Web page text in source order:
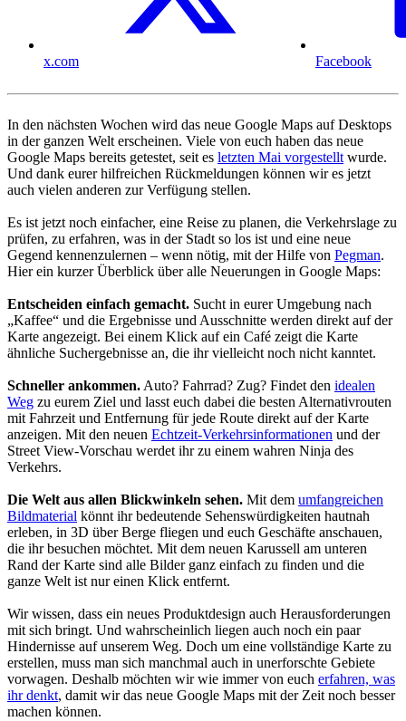
x.com Facebook
In den nächsten Wochen wird das neue Google Maps auf Desktops
in der ganzen Welt erscheinen. Viele von euch haben das neue
Google Maps bereits getestet, seit es letzten Mai vorgestelltwurde.
Und dank eurer hilfreichen Rückmeldungen können wir es jetzt
auch vielen anderen zur Verfügung stellen.
Es ist jetzt noch einfacher, eine Reise zu planen, die Verkehrslage zu
prüfen, zu erfahren, was in der Stadt so los ist und eine neue
Gegend kennenzulernen – wenn nötig, mit der Hilfe von Pegman.
Hier ein kurzer Überblick über alle Neuerungen in Google Maps:
Entscheiden einfach gemacht. Sucht in eurer Umgebung nach
„Kaffee“ und die Ergebnisse und Ausschnitte werden direkt auf der
Karte angezeigt. Bei einem Klick auf ein Café zeigt die Karte
ähnliche Suchergebnisse an, die ihr vielleicht noch nicht kanntet.
Schneller ankommen.Auto? Fahrrad? Zug? Findet den idealen
Weg zu eurem Ziel und lasst euch dabei die besten Alternativrouten
mit Fahrzeit und Entfernung für jede Route direkt auf der Karte
anzeigen. Mit den neuen Echtzeit-Verkehrsinformationen und der
Street View-Vorschau werdet ihr zu einem wahren Ninja des
Verkehrs.
Die Welt aus allen Blickwinkeln sehen. Mit dem umfangreichen
Bildmaterial könnt ihr bedeutende Sehenswürdigkeiten hautnah
erleben, in 3D über Berge fliegen und euch Geschäfte anschauen,
die ihr besuchen möchtet. Mit dem neuen Karussell am unteren
Rand der Karte sind alle Bilder ganz einfach zu finden und die
ganze Welt ist nur einen Klick entfernt.
Wir wissen, dass ein neues Produktdesign auch Herausforderungen
mit sich bringt. Und wahrscheinlich liegen auch noch ein paar
Hindernisse auf unserem Weg. Doch um eine vollständige Karte zu
erstellen, muss man sich manchmal auch in unerforschte Gebiete
vorwagen. Deshalb möchten wir wie immer von euch erfahren, was
ihr denkt, damit wir das neue Google Maps mit der Zeit noch besser
machen können.